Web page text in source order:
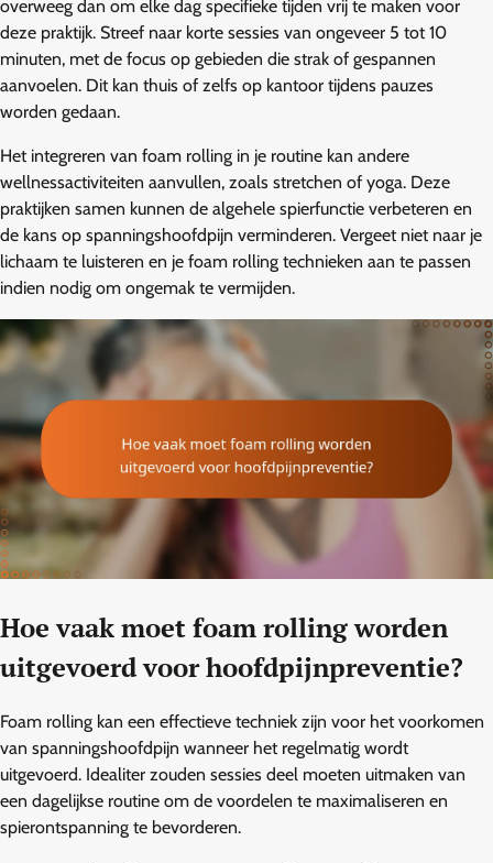
overweeg dan om elke dag specifieke tijden vrij te maken voor
deze praktijk. Streef naar korte sessies van ongeveer 5 tot 10
minuten, met de focus op gebieden die strak of gespannen
aanvoelen. Dit kan thuis of zelfs op kantoor tijdens pauzes
worden gedaan.
Het integreren van foam rolling in je routine kan andere
wellnessactiviteiten aanvullen, zoals stretchen of yoga. Deze
praktijken samen kunnen de algehele spierfunctie verbeteren en
de kans op spanningshoofdpijn verminderen. Vergeet niet naar je
lichaam te luisteren en je foam rolling technieken aan te passen
indien nodig om ongemak te vermijden.
Hoe vaak moet foam rolling worden
uitgevoerd voor hoofdpijnpreventie?
Foam rolling kan een effectieve techniek zijn voor het voorkomen
van spanningshoofdpijn wanneer het regelmatig wordt
uitgevoerd. Idealiter zouden sessies deel moeten uitmaken van
een dagelijkse routine om de voordelen te maximaliseren en
spierontspanning te bevorderen.